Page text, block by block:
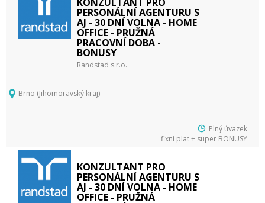
PERSONÁLNÍ AGENTURU S
AJ - 30 DNÍ VOLNA - HOME
OFFICE - PRUŽNÁ
PRACOVNÍ DOBA -
BONUSY
Randstad s.r.o.
Brno (Jihomoravský kraj)
Plný úvazek
fixní plat + super BONUSY
KONZULTANT PRO
PERSONÁLNÍ AGENTURU S
AJ - 30 DNÍ VOLNA - HOME
OFFICE - PRUŽNÁ